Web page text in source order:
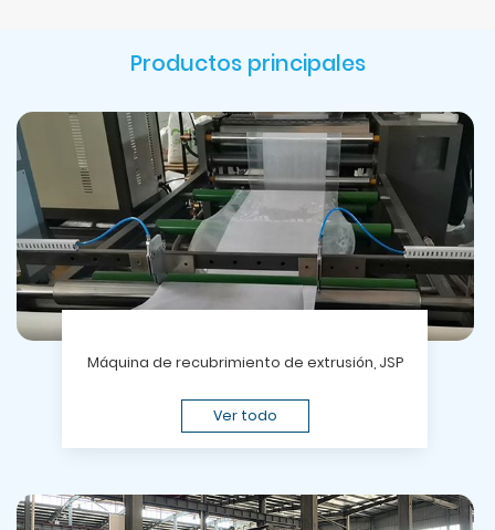
Productos principales
Máquina de recubrimiento de extrusión, JSP
Ver todo